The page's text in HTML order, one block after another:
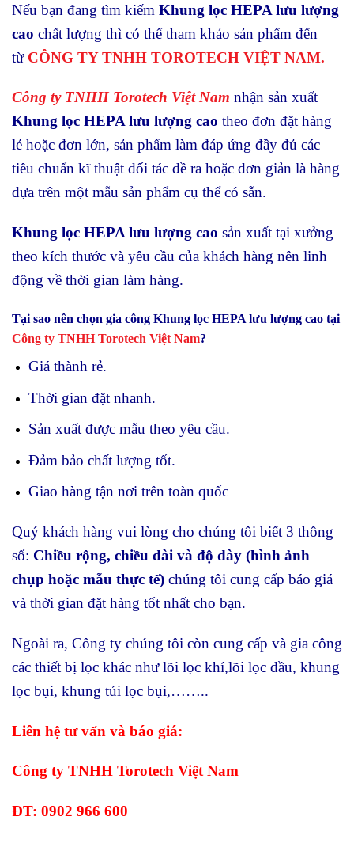
Nếu bạn đang tìm kiếm Khung lọc HEPA lưu lượng
cao chất lượng thì có thể tham khảo sản phẩm đến
từ CÔNG TY TNHH TOROTECH VIỆT NAM.
Công ty TNHH Torotech Việt Nam nhận sản xuất
Khung lọc HEPA lưu lượng cao theo đơn đặt hàng
lẻ hoặc đơn lớn, sản phẩm làm đáp ứng đầy đủ các
tiêu chuẩn kĩ thuật đối tác đề ra hoặc đơn giản là hàng
dựa trên một mẫu sản phẩm cụ thể có sẵn.
Khung lọc HEPA lưu lượng cao sản xuất tại xưởng
theo kích thước và yêu cầu của khách hàng nên linh
động về thời gian làm hàng.
Tại sao nên chọn gia công Khung lọc HEPA lưu lượng cao tại
Công ty TNHH Torotech Việt Nam?
Giá thành rẻ.
Thời gian đặt nhanh.
Sản xuất được mẫu theo yêu cầu.
Đảm bảo chất lượng tốt.
Giao hàng tận nơi trên toàn quốc
Quý khách hàng vui lòng cho chúng tôi biết 3 thông
số: Chiều rộng, chiều dài và độ dày (hình ảnh
chụp hoặc mẫu thực tế) chúng tôi cung cấp báo giá
và thời gian đặt hàng tốt nhất cho bạn.
Ngoài ra, Công ty chúng tôi còn cung cấp và gia công
các thiết bị lọc khác như lõi lọc khí,lõi lọc dầu, khung
lọc bụi, khung túi lọc bụi,……..
Liên hệ tư vấn và báo giá:
Công ty TNHH Torotech Việt Nam
ĐT: 0902 966 600